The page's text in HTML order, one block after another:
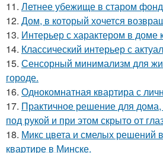
11. Летнее убежище в старом
12. Дом, в который хочется
13. Интерьер с характером в доме
14. Классический интерьер с
15. Сенсорный минимализм для
городе.
16. Однокомнатная квартира с
17. Практичное решение для
под рукой и при этом скрыто от
18. Микс цвета и смелых решений
квартире в Минске.